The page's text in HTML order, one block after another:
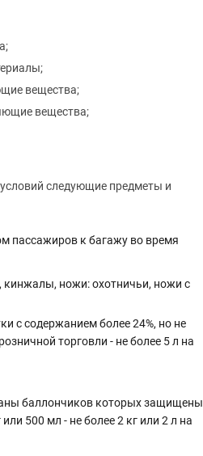
вещества;
вещества;
следующие предметы и
пассажиров к багажу во время
кинжалы, ножи: охотничьи, ножи с
с содержанием более 24%, но не
торговли - не более 5 л на
баллончиков которых защищены
500 мл - не более 2 кг или 2 л на